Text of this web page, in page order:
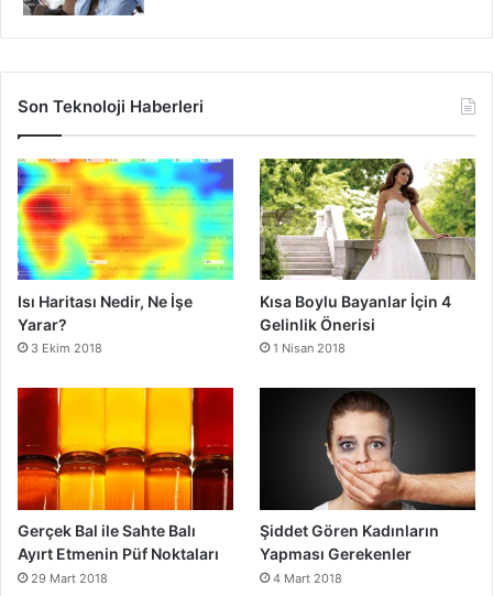
Son Teknoloji Haberleri
Isı Haritası Nedir, Ne İşe
Yarar?
3 Ekim 2018
Kısa Boylu Bayanlar İçin 4
Gelinlik Önerisi
1 Nisan 2018
Gerçek Bal ile Sahte Balı
Ayırt Etmenin Püf Noktaları
29 Mart 2018
Şiddet Gören Kadınların
Yapması Gerekenler
4 Mart 2018